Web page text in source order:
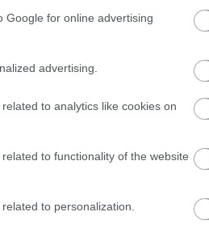
Google for online advertising
advertising.
to analytics like cookies on
to functionality of the website
to personalization.
weboldal
javítandó
nyújt a
stratégiáját
Backlink
és
oldal
magában